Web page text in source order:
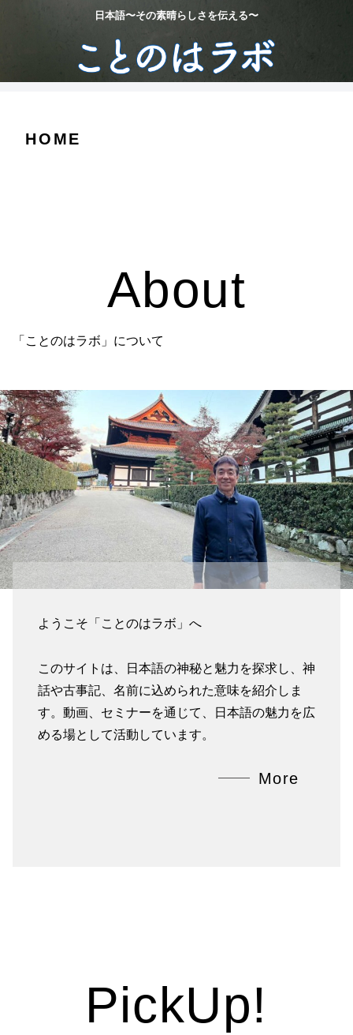
日本語〜その素晴らしさを伝える〜
HOME
About
「ことのはラボ」について
ようこそ「ことのはラボ」へ
このサイトは、日本語の神秘と魅力を探求し、神
話や古事記、名前に込められた意味を紹介しま
す。動画、セミナーを通じて、日本語の魅力を広
める場として活動しています。
More
PickUp!